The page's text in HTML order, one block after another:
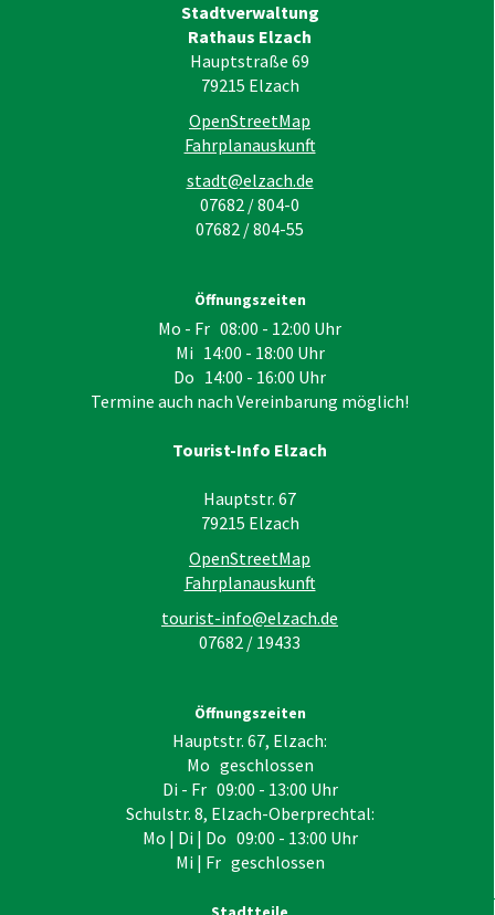
Stadtverwaltung
Rathaus Elzach
Hauptstraße 69
79215 Elzach
OpenStreetMap
Fahrplanauskunft
stadt@elzach.de
07682 / 804-0
07682 / 804-55
Öffnungszeiten
Mo - Fr 08:00 - 12:00 Uhr
Mi 14:00 - 18:00 Uhr
Do 14:00 - 16:00 Uhr
Termine auch nach Vereinbarung möglich!
Tourist-Info Elzach
Hauptstr. 67
79215 Elzach
OpenStreetMap
Fahrplanauskunft
tourist-info@elzach.de
07682 / 19433
Öffnungszeiten
Hauptstr. 67, Elzach:
Mo geschlossen
Di - Fr 09:00 - 13:00 Uhr
Schulstr. 8, Elzach-Oberprechtal:
Mo | Di | Do 09:00 - 13:00 Uhr
Mi | Fr geschlossen